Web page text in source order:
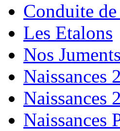
Conduite
Les Etalons
Nos
Naissances
Naissances
Naissances